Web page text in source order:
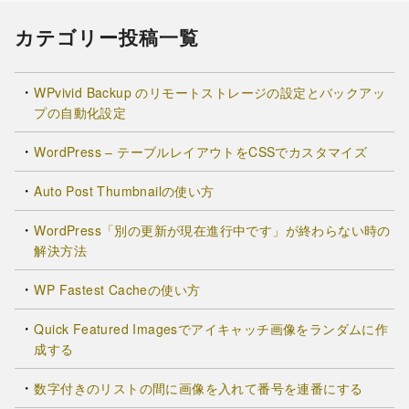
カテゴリー投稿一覧
WPvivid Backup のリモートストレージの設定とバックアッ
プの自動化設定
WordPress – テーブルレイアウトをCSSでカスタマイズ
Auto Post Thumbnailの使い方
WordPress「別の更新が現在進行中です」が終わらない時の
解決方法
WP Fastest Cacheの使い方
Quick Featured Imagesでアイキャッチ画像をランダムに作
成する
数字付きのリストの間に画像を入れて番号を連番にする